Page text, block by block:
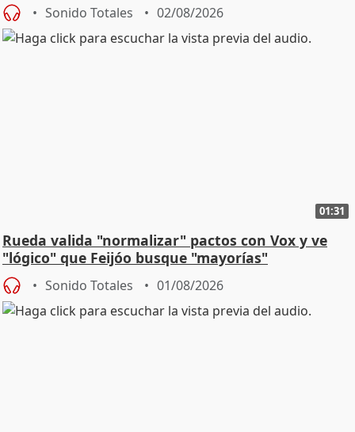
Sonido Totales 02/08/2026
01:31
Rueda valida "normalizar" pactos con Vox y ve
"lógico" que Feijóo busque "mayorías"
Sonido Totales 01/08/2026